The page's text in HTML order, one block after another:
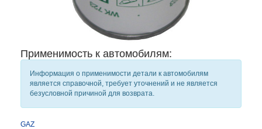
Применимость к автомобилям:
Информация о применимости детали к автомобилям
является справочной, требует уточнений и не является
безусловной причиной для возврата.
GAZ